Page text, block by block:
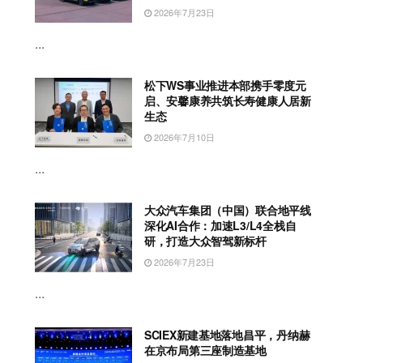
2026年7月23日
...
松下WS事业推进本部携手零度元
启、安馨康养共筑长寿健康人居新
生态
2026年7月10日
...
大众汽车集团（中国）联合地平线
深化AI合作：加速L3/L4全栈自
研，打造大众智驾新标杆
2026年7月23日
...
SCIEX新建基地落地昌平，丹纳赫
在京布局第三座制造基地